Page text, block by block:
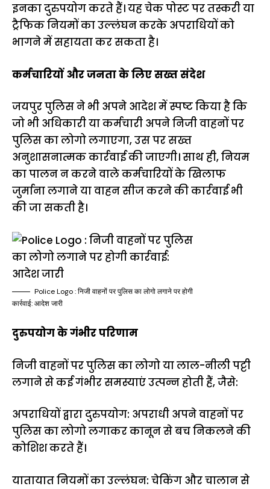
इनका दुरुपयोग करते हैं। यह चेक पोस्ट पर तस्करी या
ट्रैफिक नियमों का उल्लंघन करके अपराधियों को
भागने में सहायता कर सकता है।
कर्मचारियों और जनता के लिए सख्त संदेश
जयपुर पुलिस ने भी अपने आदेश में स्पष्ट किया है कि
जो भी अधिकारी या कर्मचारी अपने निजी वाहनों पर
पुलिस का लोगो लगाएगा, उस पर सख्त
अनुशासनात्मक कार्रवाई की जाएगी। साथ ही, नियम
का पालन न करने वाले कर्मचारियों के खिलाफ
जुर्माना लगाने या वाहन सीज करने की कार्रवाई भी
की जा सकती है।
Police Logo : निजी वाहनों पर पुलिस का लोगो लगाने पर होगी
कार्रवाई: आदेश जारी
दुरुपयोग के गंभीर परिणाम
निजी वाहनों पर पुलिस का लोगो या लाल-नीली पट्टी
लगाने से कई गंभीर समस्याएं उत्पन्न होती हैं, जैसे:
अपराधियों द्वारा दुरुपयोग: अपराधी अपने वाहनों पर
पुलिस का लोगो लगाकर कानून से बच निकलने की
कोशिश करते हैं।
यातायात नियमों का उल्लंघन: चेकिंग और चालान से